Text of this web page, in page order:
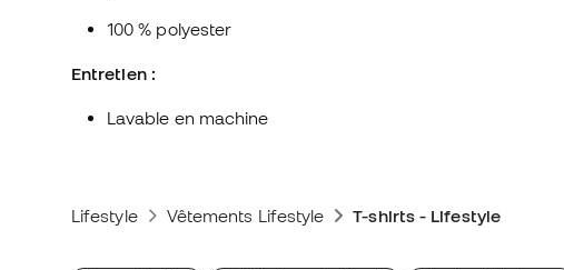
100 % polyester
Entretien :
Lavable en machine
Lifestyle Vêtements Lifestyle T-shirts - Lifestyle